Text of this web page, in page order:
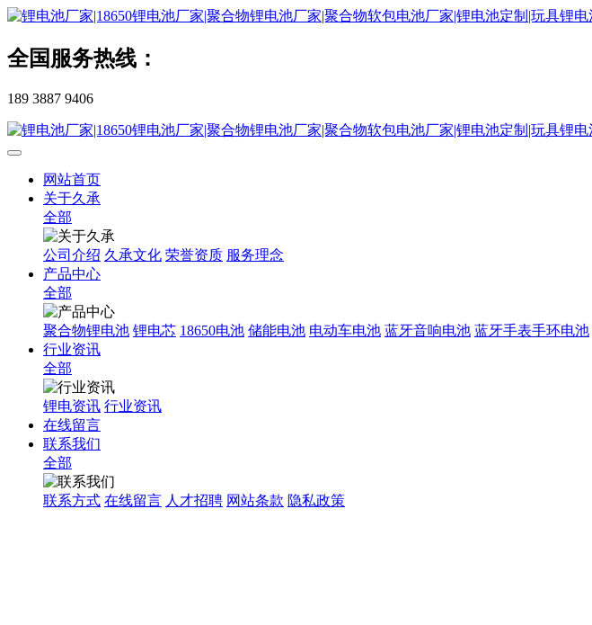
全国服务热线：
189 3887 9406
网站首页
关于久承
全部
公司介绍 久承文化 荣誉资质 服务理念
产品中心
全部
聚合物锂电池 锂电芯 18650电池 储能电池 电动车电池 蓝牙音响电池 蓝牙手表手环电池
行业资讯
全部
锂电资讯 行业资讯
在线留言
联系我们
全部
联系方式 在线留言 人才招聘 网站条款 隐私政策